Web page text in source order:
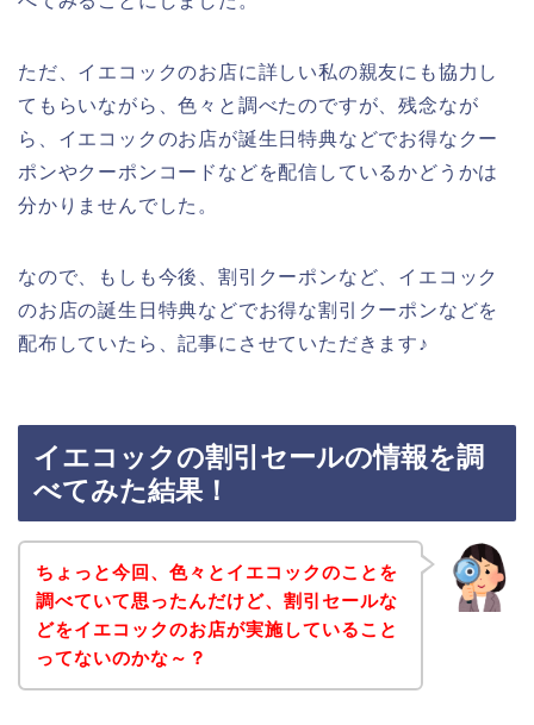
ただ、イエコックのお店に詳しい私の親友にも協力し
てもらいながら、色々と調べたのですが、残念なが
ら、イエコックのお店が誕生日特典などでお得なクー
ポンやクーポンコードなどを配信しているかどうかは
分かりませんでした。
なので、もしも今後、割引クーポンなど、イエコック
のお店の誕生日特典などでお得な割引クーポンなどを
配布していたら、記事にさせていただきます♪
イエコックの割引セールの情報を調
べてみた結果！
ちょっと今回、色々とイエコックのことを
調べていて思ったんだけど、割引セールな
どをイエコックのお店が実施していること
ってないのかな～？